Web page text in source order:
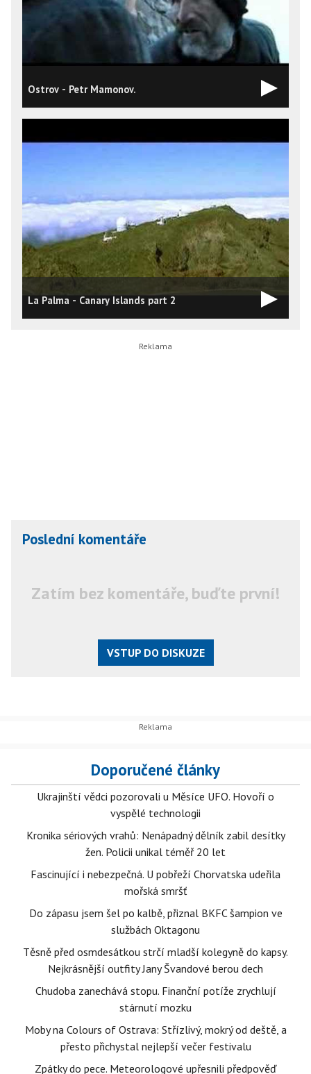
Ostrov - Petr Mamonov.
La Palma - Canary Islands part 2
Poslední komentáře
Zatím bez komentáře, buďte první!
VSTUP DO DISKUZE
Doporučené články
Ukrajinští vědci pozorovali u Měsíce UFO. Hovoří o
vyspělé technologii
Kronika sériových vrahů: Nenápadný dělník zabil desítky
žen. Policii unikal téměř 20 let
Fascinující i nebezpečná. U pobřeží Chorvatska udeřila
mořská smršť
Do zápasu jsem šel po kalbě, přiznal BKFC šampion ve
službách Oktagonu
Těsně před osmdesátkou strčí mladší kolegyně do kapsy.
Nejkrásnější outfity Jany Švandové berou dech
Chudoba zanechává stopu. Finanční potíže zrychlují
stárnutí mozku
Moby na Colours of Ostrava: Střízlivý, mokrý od deště, a
přesto přichystal nejlepší večer festivalu
Zpátky do pece. Meteorologové upřesnili předpověď